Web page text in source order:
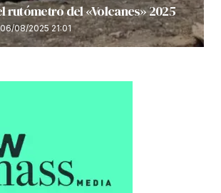
rutómetro del «Volcanes» 2025
06/08/2025 21:01